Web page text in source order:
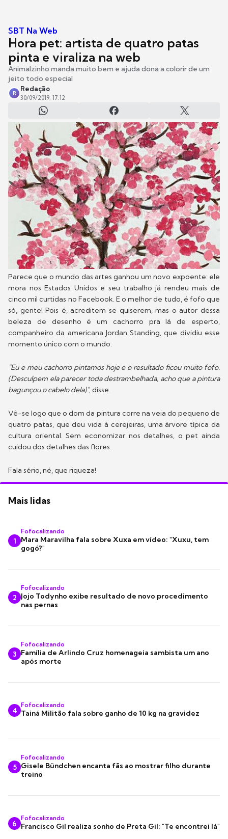
SBT Na Web
Hora pet: artista de quatro patas
pinta e viraliza na web
Animalzinho manda muito bem e ajuda dona a colorir de um
jeito todo especial
R
Redação
30/09/2019, 17:12
Parece que o mundo das artes ganhou um novo expoente: ele
mora nos Estados Unidos e seu trabalho já rendeu mais de
cinco mil curtidas no Facebook. E o melhor de tudo, é fofo que
só, gente! Pois é, acreditem se quiserem, mas o autor dessa
beleza de desenho é um cachorro pra lá de esperto,
companheiro da americana Jordan Standing, que dividiu esse
momento único com o mundo.
"Eu e meu cachorro pintamos hoje e o resultado ficou muito fofo.
(Desculpem ela parecer toda destrambelhada, acho que a pintura
bagunçou o cabelo dela)", disse.
Vê-se logo que o dom da pintura corre na veia do pequeno de
quatro patas, que deu vida à cerejeiras, uma árvore típica da
cultura oriental. Sem economizar nos detalhes, o pet ainda
cuidou dos detalhes das flores.
Fala sério, né, que riqueza!
Mais lidas
1
Fofocalizando
Mara Maravilha fala sobre Xuxa em vídeo: "Xuxu, tem
gogó?"
2
Fofocalizando
Jojo Todynho exibe resultado de novo procedimento
nas pernas
3
Fofocalizando
Família de Arlindo Cruz homenageia sambista um ano
após morte
4
Fofocalizando
Tainá Militão fala sobre ganho de 10 kg na gravidez
5
Fofocalizando
Gisele Bündchen encanta fãs ao mostrar filho durante
treino
6
Fofocalizando
Francisco Gil realiza sonho de Preta Gil: "Te encontrei lá"